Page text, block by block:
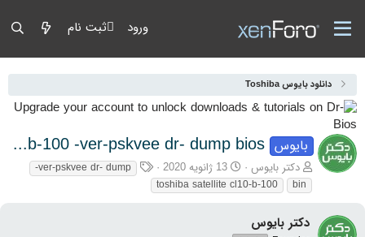
ورود ثبت نام
دانلود بایوس Toshiba
بایوس toshiba satellite cl10-b-100 -ver-pskvee dr- dump bios
آغازگر گفتمان
دکتر بایوس تاریخ شروع
13 ژانویه 2020 برچسب‌ها
-ver-pskvee dr- dump
bin
toshiba satellite cl10-b-100
دکتر بایوس